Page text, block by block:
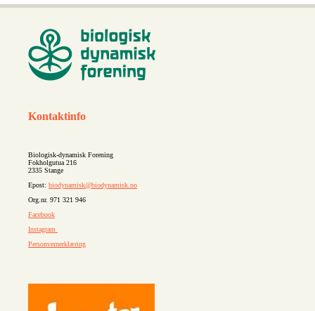
Kontaktinfo
Biologisk-dynamisk Forening
Fokholgutua 216
2335 Stange
Epost: biodynamisk@biodynamisk.no
Org.nr. 971 321 946
Facebook
Instagram
Personvernerklæring